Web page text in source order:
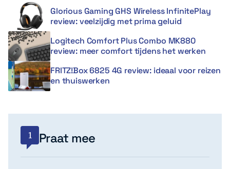
Glorious Gaming GHS Wireless InfinitePlay
review: veelzijdig met prima geluid
Logitech Comfort Plus Combo MK880
review: meer comfort tijdens het werken
FRITZ!Box 6825 4G review: ideaal voor reizen
en thuiswerken
1 Praat mee